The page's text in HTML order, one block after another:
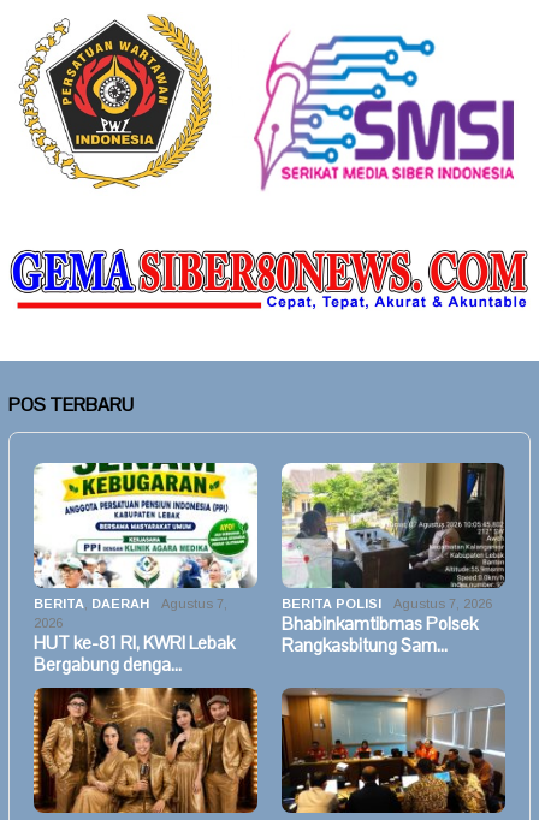
POS TERBARU
BERITA DAERAH
Agustus 7,
2026
HUT ke-81 RI, KWRI Lebak
Bergabung denga…
BERITA POLISI Agustus 7, 2026
Bhabinkamtibmas Polsek
Rangkasbitung Sam…